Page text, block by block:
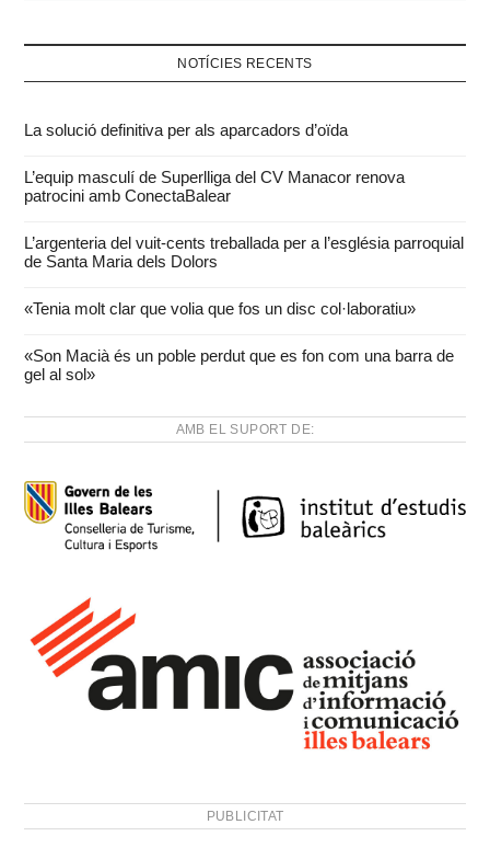
NOTÍCIES RECENTS
La solució definitiva per als aparcadors d’oïda
L’equip masculí de Superlliga del CV Manacor renova
patrocini amb ConectaBalear
L’argenteria del vuit-cents treballada per a l’església parroquial
de Santa Maria dels Dolors
«Tenia molt clar que volia que fos un disc col·laboratiu»
«Son Macià és un poble perdut que es fon com una barra de
gel al sol»
AMB EL SUPORT DE:
PUBLICITAT